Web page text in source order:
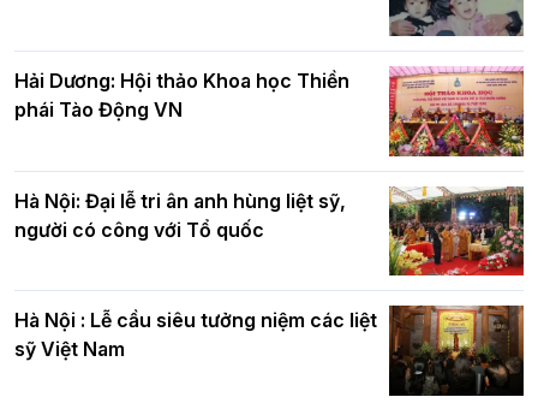
Hải Dương: Hội thảo Khoa học Thiền
phái Tào Động VN
Hà Nội: Đại lễ tri ân anh hùng liệt sỹ,
người có công với Tổ quốc
Hà Nội : Lễ cầu siêu tưởng niệm các liệt
sỹ Việt Nam